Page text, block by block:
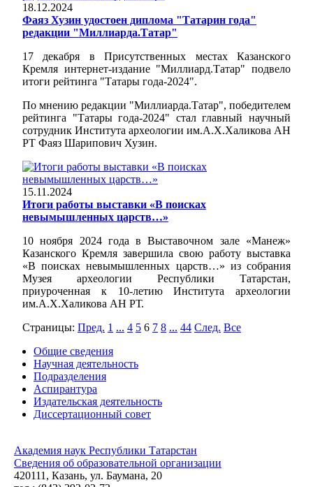
18.12.2024
Фаяз Хузин удостоен диплома "Татарин года"
редакции "Миллиарда.Татар"
17 декабря в Присутственных местах Казанского
Кремля интернет-издание "Миллиард.Татар" подвело
итоги рейтинга "Татары года-2024".
По мнению редакции "Миллиарда.Татар", победителем
рейтинга "Татары года-2024" стал главный научный
сотрудник Института археологии им.А.Х.Халикова АН
РТ Фаяз Шарипович Хузин.
15.11.2024
Итоги работы выставки «В поисках
невымышленных царств…»
10 ноября 2024 года в Выставочном зале «Манеж»
Казанского Кремля завершила свою работу выставка
«В поисках невымышленных царств…» из собрания
Музея археологии Республики Татарстан,
приуроченная к 10-летию Института археологии
им.А.Х.Халикова АН РТ.
Страницы: Пред. 1 ... 4 5 6 7 8 ... 44 След. Все
Общие сведения
Научная деятельность
Подразделения
Аспирантура
Издательская деятельность
Диссертационный совет
Академия наук Республики Татарстан
Сведения об образовательной организации
420111, Казань, ул. Баумана, 20